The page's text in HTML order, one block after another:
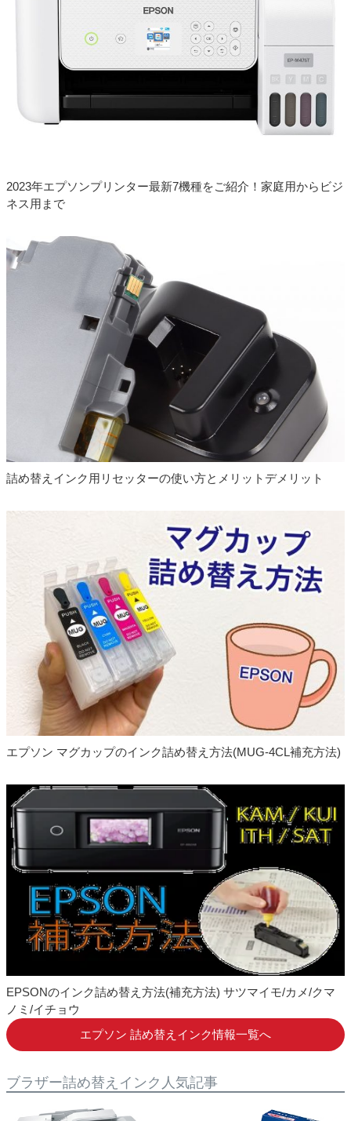
2021.12.13
ブラザー LC3135-4PK 互換インク 発売開始しま
2021.12.13 エプソン IB06（メガネ）互換インク 発売開始し
ました
2021.12.13
2021.12.13
エプソン IB10（カード）互換インク 発売開始し
キャノン BCI-330 BCI-331 詰め替えインク 発売
開始しました
キャノン BCI-300 BCI-301 詰め替えインク 発売
開始しました
2023.11.21
キャノン GI-36 互換インクボトル 対応プリンタ
ー 追加しました
2021.06.29 リピーター様向け専用ページ 公開しました
エプソン TAK（タケトンボ） 対応プリンター 追
加しました
2021.03.03 キャノン GI-31 互換インクボトル 発売開始しま
2021.01.19 エプソン MUG（マグカップ）詰め替えインク
発売開始しました
2020.11.10 エプソン IT08（えんぴつ削り）互換インクボト
ル 発売開始しました
2020.09.25 エプソン SAT（サツマイモ）シリーズ 互換イン
2020.08.24 キャノン BC-345 BC-346 再生インク 発売開始
しました
2020.06.16 エプソン KEN＋TAK（ケンダマ・タケトンボ)）
互換インクボトル 発売開始しました
2020.03.31 キャノン GI-30 互換インクボトル 発売開始しま
した
キャノン BCI-380 BCI-381 詰め替え方法が変わ
りました
ブラザー LC3129 詰め替えインク 発売開始しま
2020.03.18 ブラザー LC3119 LC3117 詰め替えインク 発売
開始しました
2023年エプソンプリンター最新7機種をご紹介！家庭用からビジ
ネス用まで
詰め替えインク用リセッターの使い方とメリットデメリット
エプソン マグカップのインク詰め替え方法(MUG-4CL補充方法)
EPSONのインク詰め替え方法(補充方法) サツマイモ/カメ/クマ
ノミ/イチョウ
エプソン 詰め替えインク情報一覧へ
ブラザー詰め替えインク人気記事